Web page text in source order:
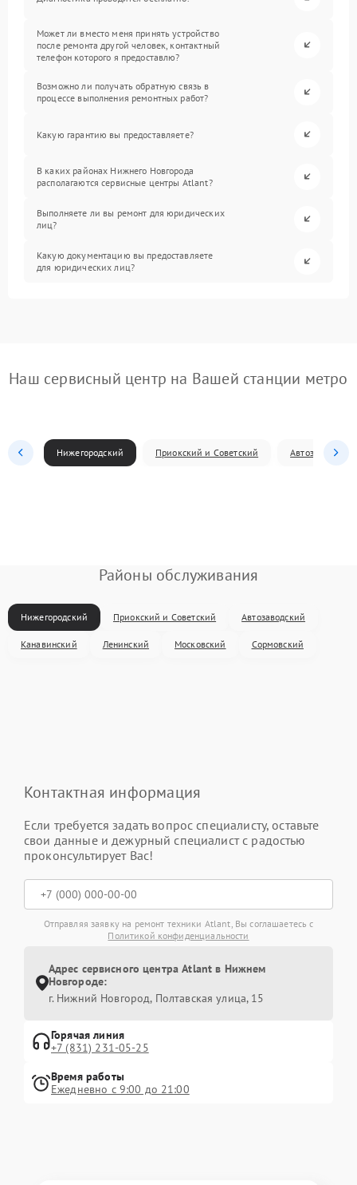
Может ли вместо меня принять устройство
после ремонта другой человек, контактный
телефон которого я предоставлю?
Возможно ли получать обратную связь в
процессе выполнения ремонтных работ?
Какую гарантию вы предоставляете?
В каких районах Нижнего Новгорода
располагаются сервисные центры Atlant?
Выполняете ли вы ремонт для юридических
лиц?
Какую документацию вы предоставляете
для юридических лиц?
Наш сервисный центр на Вашей станции метро
Нижегородский Приокский и Советский Автозаводский
Районы обслуживания
Нижегородский Приокский и Советский Автозаводский
Канавинский Ленинский Московский Сормовский
Контактная информация
Если требуется задать вопрос специалисту, оставьте
свои данные и дежурный специалист с радостью
проконсультирует Вас!
Отправляя заявку на ремонт техники Atlant, Вы соглашаетесь с
Политикой конфиденциальности
Адрес сервисного центра Atlant в Нижнем
Новгороде:
г. Нижний Новгород, Полтавская улица, 15
Горячая линия
+7 (831) 231-05-25
Время работы
Ежедневно с 9:00 до 21:00